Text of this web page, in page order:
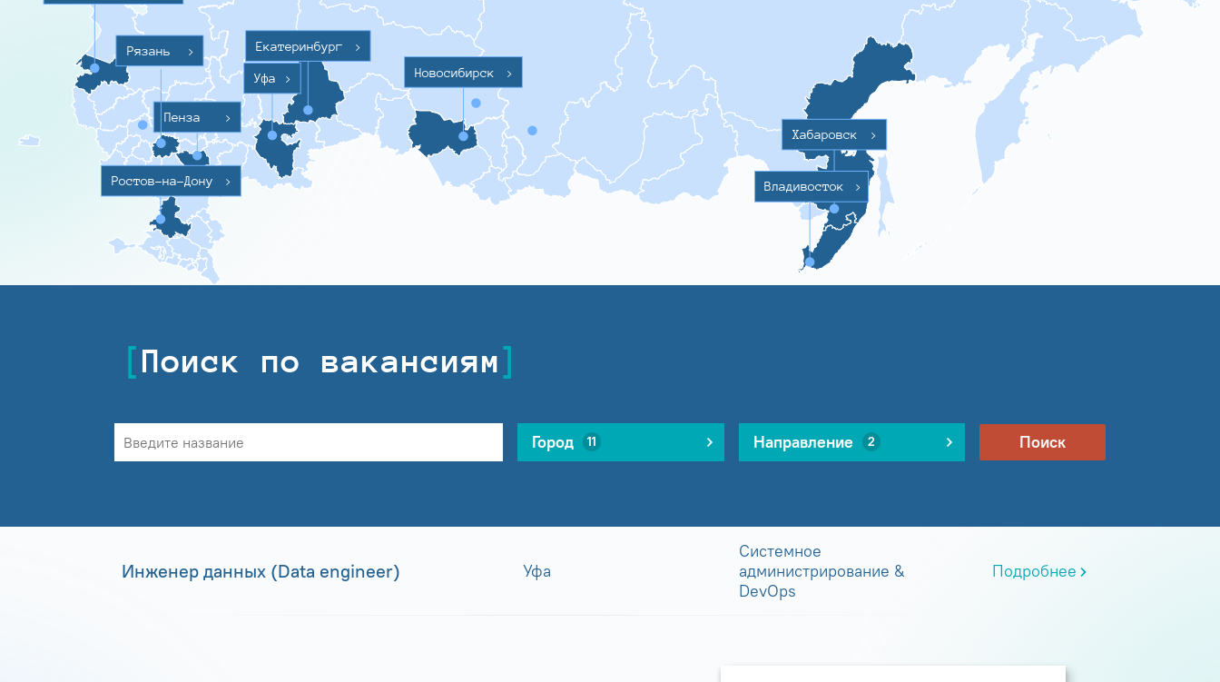
Ростов-на-Дону >
Пенза >
Уфа >
Екатеринбург
>
Новосибирск
>
Хабаровск >
Владивосток >
Рязань >
Поиск по вакансиям
Город 11 Направление 2 Поиск
Инженер данных (Data engineer) Уфа
Системное
администрирование &
DevOps
Подробнее